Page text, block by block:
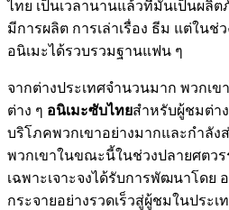
ไทย เป็นเวลานานแล้วที่มันเป็นผ
มีการผลิต การเล่าเรื่อง ธีม แต่ใน
อนิเมะได้รวบรวมฐานแฟน ๆ
จากต่างประเทศจำนวนมาก พวกเข
ต่าง ๆ อนิเมะซับไทยสำหรับผู้ชมต่า
บริโภคพวกเขาอย่างมากและกำลั
พวกเขาในขณะนี้ในช่วงปลายศตว
เฉพาะเจาะจงได้รับการพัฒนาโดย
กระจายอย่างรวดเร็วสู่ผู้ชมในประ